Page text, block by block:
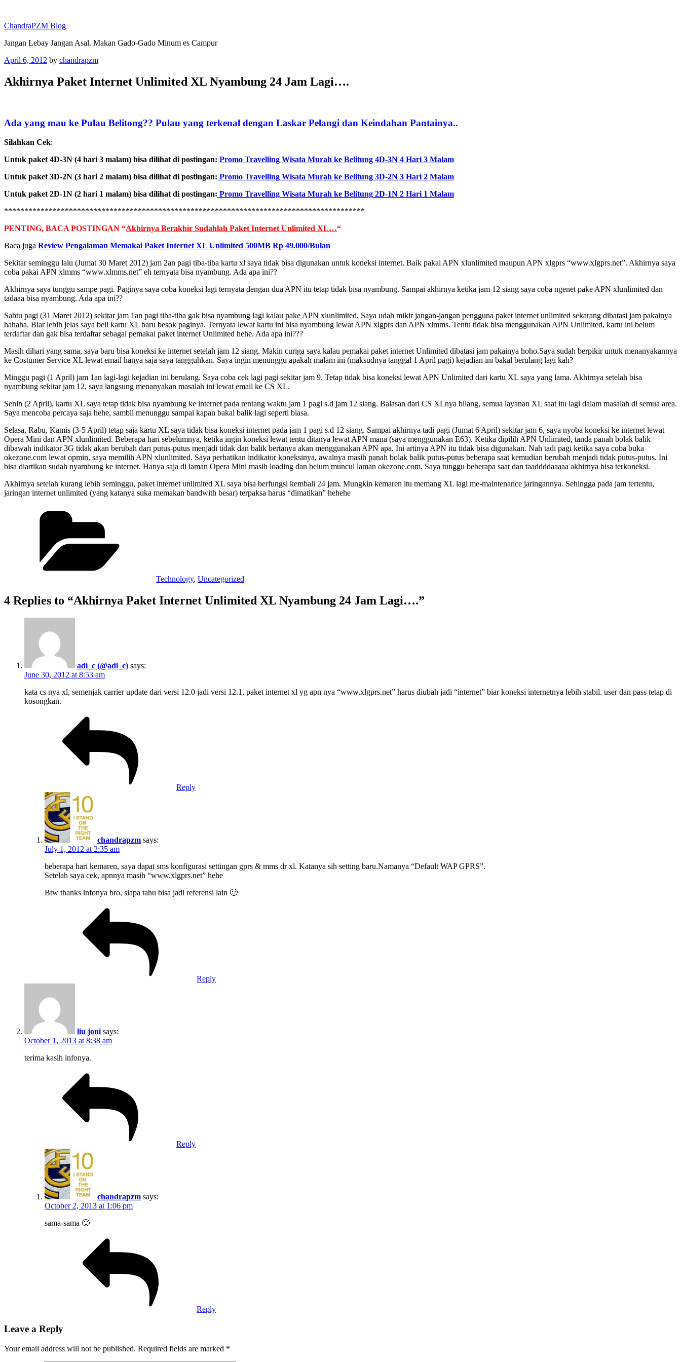
content
ChandraPZM Blog
Jangan Lebay Jangan Asal. Makan Gado-Gado Minum es Campur
Posted
April 6, 2012 by chandrapzm
Akhirnya Paket Internet Unlimited XL Nyambung 24 Jam Lagi….
Ada yang mau ke Pulau Belitong?? Pulau yang terkenal dengan Laskar Pelangi dan Keindahan Pantainya..
Silahkan Cek:
Untuk paket 4D-3N (4 hari 3 malam) bisa dilihat di postingan: Promo Travelling Wisata Murah ke Belitung 4D-3N 4 Hari 3 Malam
Untuk paket 3D-2N (3 hari 2 malam) bisa dilihat di postingan: Promo Travelling Wisata Murah ke Belitung 3D-2N 3 Hari 2 Malam
Untuk paket 2D-1N (2 hari 1 malam) bisa dilihat di postingan: Promo Travelling Wisata Murah ke Belitung 2D-1N 2 Hari 1 Malam
*****************************************************************************************
PENTING, BACA POSTINGAN “Akhirnya Berakhir Sudahlah Paket Internet Unlimited XL…“
Baca juga Review Pengalaman Memakai Paket Internet XL Unlimited 500MB Rp 49.000/Bulan
Sekitar seminggu lalu (Jumat 30 Maret 2012) jam 2an pagi tiba-tiba kartu xl saya tidak bisa digunakan untuk koneksi internet. Baik pakai APN xlunlimited maupun APN xlgprs “www.xlgprs.net”. Akhirnya saya
coba pakai APN xlmms “www.xlmms.net” eh ternyata bisa nyambung. Ada apa ini??
Akhirnya saya tunggu sampe pagi. Paginya saya coba koneksi lagi ternyata dengan dua APN itu tetap tidak bisa nyambung. Sampai akhirnya ketika jam 12 siang saya coba ngenet pake APN xlunlimited dan
tadaaa bisa nyambung. Ada apa ini??
Sabtu pagi (31 Maret 2012) sekitar jam 1an pagi tiba-tiba gak bisa nyambung lagi kalau pake APN xlunlimited. Saya udah mikir jangan-jangan pengguna paket internet unlimited sekarang dibatasi jam pakainya
hahaha. Biar lebih jelas saya beli kartu XL baru besok paginya. Ternyata lewat kartu ini bisa nyambung lewat APN xlgprs dan APN xlmms. Tentu tidak bisa menggunakan APN Unlimited, kartu ini belum
terdaftar dan gak bisa terdaftar sebagai pemakai paket internet Unlimited hehe. Ada apa ini???
Masih dihari yang sama, saya baru bisa koneksi ke internet setelah jam 12 siang. Makin curiga saya kalau pemakai paket internet Unlimited dibatasi jam pakainya hoho.Saya sudah berpikir untuk menanyakannya
ke Costumer Service XL lewat email hanya saja saya tangguhkan. Saya ingin menunggu apakah malam ini (maksudnya tanggal 1 April pagi) kejadian ini bakal berulang lagi kah?
Minggu pagi (1 April) jam 1an lagi-lagi kejadian ini berulang. Saya coba cek lagi pagi sekitar jam 9. Tetap tidak bisa koneksi lewat APN Unlimited dari kartu XL saya yang lama. Akhirnya setelah bisa
nyambung sekitar jam 12, saya langsung menanyakan masalah ini lewat email ke CS XL.
Senin (2 April), kartu XL saya tetap tidak bisa nyambung ke internet pada rentang waktu jam 1 pagi s.d jam 12 siang. Balasan dari CS XLnya bilang, semua layanan XL saat itu lagi dalam masalah di semua area.
Saya mencoba percaya saja hehe, sambil menunggu sampai kapan bakal balik lagi seperti biasa.
Selasa, Rabu, Kamis (3-5 April) tetap saja kartu XL saya tidak bisa koneksi internet pada jam 1 pagi s.d 12 siang. Sampai akhirnya tadi pagi (Jumat 6 April) sekitar jam 6, saya nyoba koneksi ke internet lewat
Opera Mini dan APN xlunlimited. Beberapa hari sebelumnya, ketika ingin koneksi lewat tentu ditanya lewat APN mana (saya menggunakan E63). Ketika dipilih APN Unlimited, tanda panah bolak balik
dibawah indikator 3G tidak akan berubah dari putus-putus menjadi tidak dan balik bertanya akan menggunakan APN apa. Ini artinya APN itu tidak bisa digunakan. Nah tadi pagi ketika saya coba buka
okezone.com lewat opmin, saya memilih APN xlunlimited. Saya perhatikan indikator koneksinya, awalnya masih panah bolak balik putus-putus beberapa saat kemudian berubah menjadi tidak putus-putus. Ini
bisa diartikan sudah nyambung ke internet. Hanya saja di laman Opera Mini masih loading dan belum muncul laman okezone.com. Saya tunggu beberapa saat dan taaddddaaaaa akhirnya bisa terkoneksi.
Akhirnya setelah kurang lebih seminggu, paket internet unlimited XL saya bisa berfungsi kembali 24 jam. Mungkin kemaren itu memang XL lagi me-maintenance jaringannya. Sehingga pada jam tertentu,
jaringan internet unlimited (yang katanya suka memakan bandwith besar) terpaksa harus “dimatikan” hehehe
Technology, Uncategorized
4 Replies to “Akhirnya Paket Internet Unlimited XL Nyambung 24 Jam Lagi….”
adi_c (@adi_c) says:
June 30, 2012 at 8:53 am
kata cs nya xl, semenjak carrier update dari versi 12.0 jadi versi 12.1, paket internet xl yg apn nya “www.xlgprs.net” harus diubah jadi “internet” biar koneksi internetnya lebih stabil. user dan pass tetap di
kosongkan.
Reply
chandrapzm says:
July 1, 2012 at 2:35 am
beberapa hari kemaren, saya dapat sms konfigurasi settingan gprs & mms dr xl. Katanya sih setting baru.Namanya “Default WAP GPRS”.
Setelah saya cek, apnnya masih “www.xlgprs.net” hehe
Btw thanks infonya bro, siapa tahu bisa jadi referensi lain 🙂
Reply
liu joni says:
October 1, 2013 at 8:38 am
terima kasih infonya.
Reply
chandrapzm says:
October 2, 2013 at 1:06 pm
sama-sama 🙂
Reply
Leave a Reply
Your email address will not be published. Required fields are marked *